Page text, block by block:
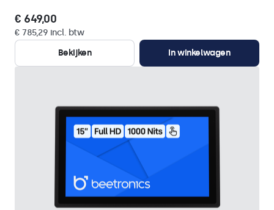
€ 649,00
€ 785,29 incl. btw
Bekijken
In winkelwagen